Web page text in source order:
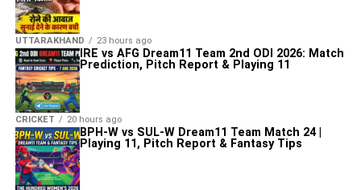
UTTARAKHAND 23 hours ago
CRICKET 20 hours ago
IRE vs AFG Dream11 Team 2nd ODI 2026: Match
Prediction, Pitch Report & Playing 11
BPH-W vs SUL-W Dream11 Team Match 24 |
Playing 11, Pitch Report & Fantasy Tips